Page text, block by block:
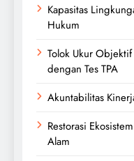
Kapasitas
Hukum
Tolok Ukur
dengan Tes TPA
Akuntabilitas
Restorasi
Alam